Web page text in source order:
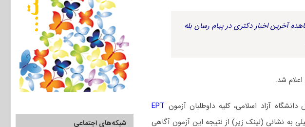
آخرین اخبار دکتری در پیام رسان بله
آزاد اسلامی،کلیه داوطلبان آزمون EPT
به نشانی (لینک زیر) از نتیجه این آزمون آگاهی
شبکه‌های اجتماعی